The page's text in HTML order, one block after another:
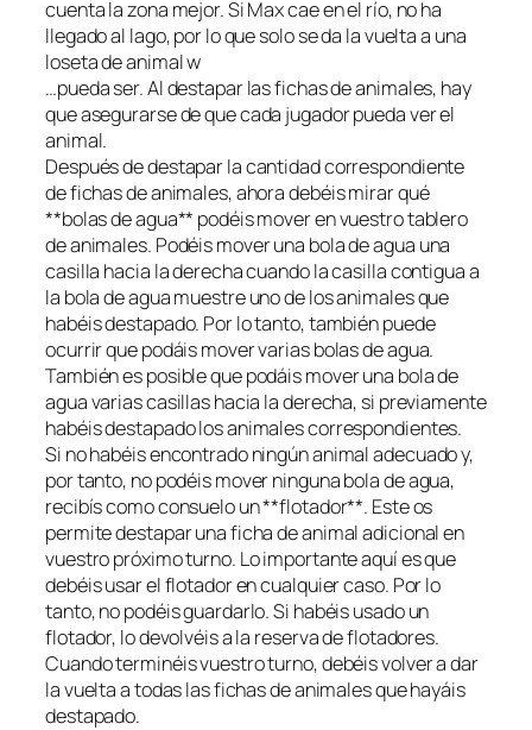
cuenta la zona mejor. Si Max cae en el río, no ha
llegado al lago, por lo que solo se da la vuelta a una
loseta de animal w
…pueda ser. Al destapar las fichas de animales, hay
que asegurarse de que cada jugador pueda ver el
animal.
Después de destapar la cantidad correspondiente
de fichas de animales, ahora debéis mirar qué
**bolas de agua** podéis mover en vuestro tablero
de animales. Podéis mover una bola de agua una
casilla hacia la derecha cuando la casilla contigua a
la bola de agua muestre uno de los animales que
habéis destapado. Por lo tanto, también puede
ocurrir que podáis mover varias bolas de agua.
También es posible que podáis mover una bola de
agua varias casillas hacia la derecha, si previamente
habéis destapado los animales correspondientes.
Si no habéis encontrado ningún animal adecuado y,
por tanto, no podéis mover ninguna bola de agua,
recibís como consuelo un **flotador**. Este os
permite destapar una ficha de animal adicional en
vuestro próximo turno. Lo importante aquí es que
debéis usar el flotador en cualquier caso. Por lo
tanto, no podéis guardarlo. Si habéis usado un
flotador, lo devolvéis a la reserva de flotadores.
Cuando terminéis vuestro turno, debéis volver a dar
la vuelta a todas las fichas de animales que hayáis
destapado.